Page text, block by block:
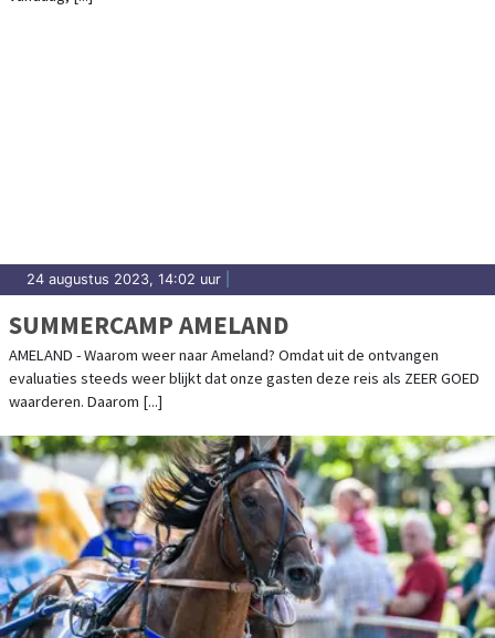
24 augustus 2023, 14:02 uur
SUMMERCAMP AMELAND
AMELAND - Waarom weer naar Ameland? Omdat uit de ontvangen
evaluaties steeds weer blijkt dat onze gasten deze reis als ZEER GOED
waarderen. Daarom [...]